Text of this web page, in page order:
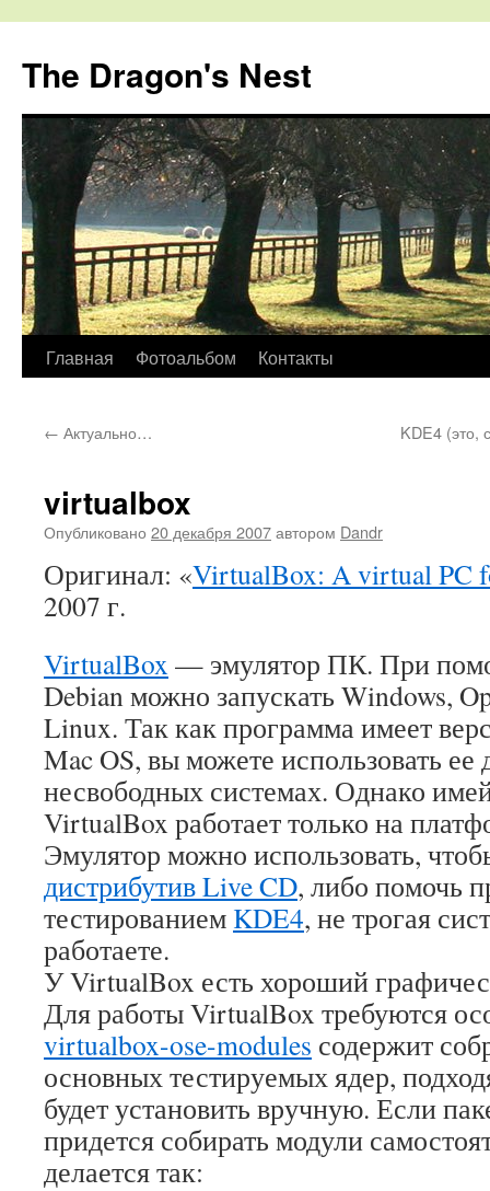
The Dragon's Nest
Перейти
содержимому
Главная Фотоальбом Контакты
← Актуально… KDE4 (это,
virtualbox
Опубликовано 20 декабря 2007автором Dandr
Оригинал: «VirtualBox: A virtual PC
2007 г.
VirtualBox — эмулятор ПК. При
Debian можно запускать Windows,
Linux. Так как программа имеет
Mac OS, вы можете использовать ее
несвободных системах. Однако
VirtualBox работает только на
Эмулятор можно использовать,
дистрибутив Live CD, либо помочь
тестированием KDE4, не трогая
работаете.
У VirtualBox есть хороший
Для работы VirtualBox требуются
virtualbox-ose-modules содержит
основных тестируемых ядер,
будет установить вручную. Если
придется собирать модули
делается так: